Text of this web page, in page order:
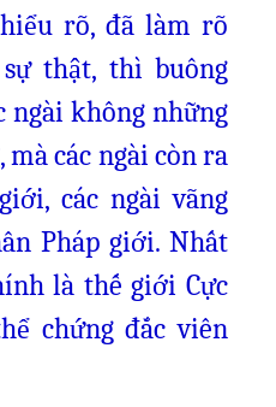
rõ, đã làm rõ
thật, thì buông
ngài không những
các ngài còn ra
các ngài vãng
Pháp giới. Nhất
là thế giới Cực
chứng đắc viên